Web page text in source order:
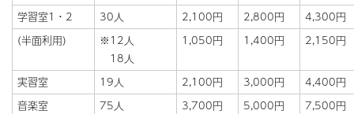
学習室1・2
30人 2,100円 2,800円
4,300円
(半面利用)
※12人
18人
1,050円 1,400円 2,150円
実習室 19人 2,100円 3,000円
4,400円
音楽室
75人 3,700円 5,000円
7,500円